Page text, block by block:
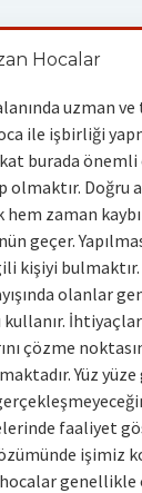
Hocalar
uzman
ile işbirliği
burada önemli
olmaktır. Doğru
zaman
geçer.
kişiyi
olanlar
çözme
Yüz
faaliyet
işimiz
genellikle